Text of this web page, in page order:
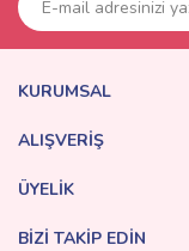
KURUMSAL
ALIŞVERİŞ
ÜYELİK
BİZİ TAKİP EDİN